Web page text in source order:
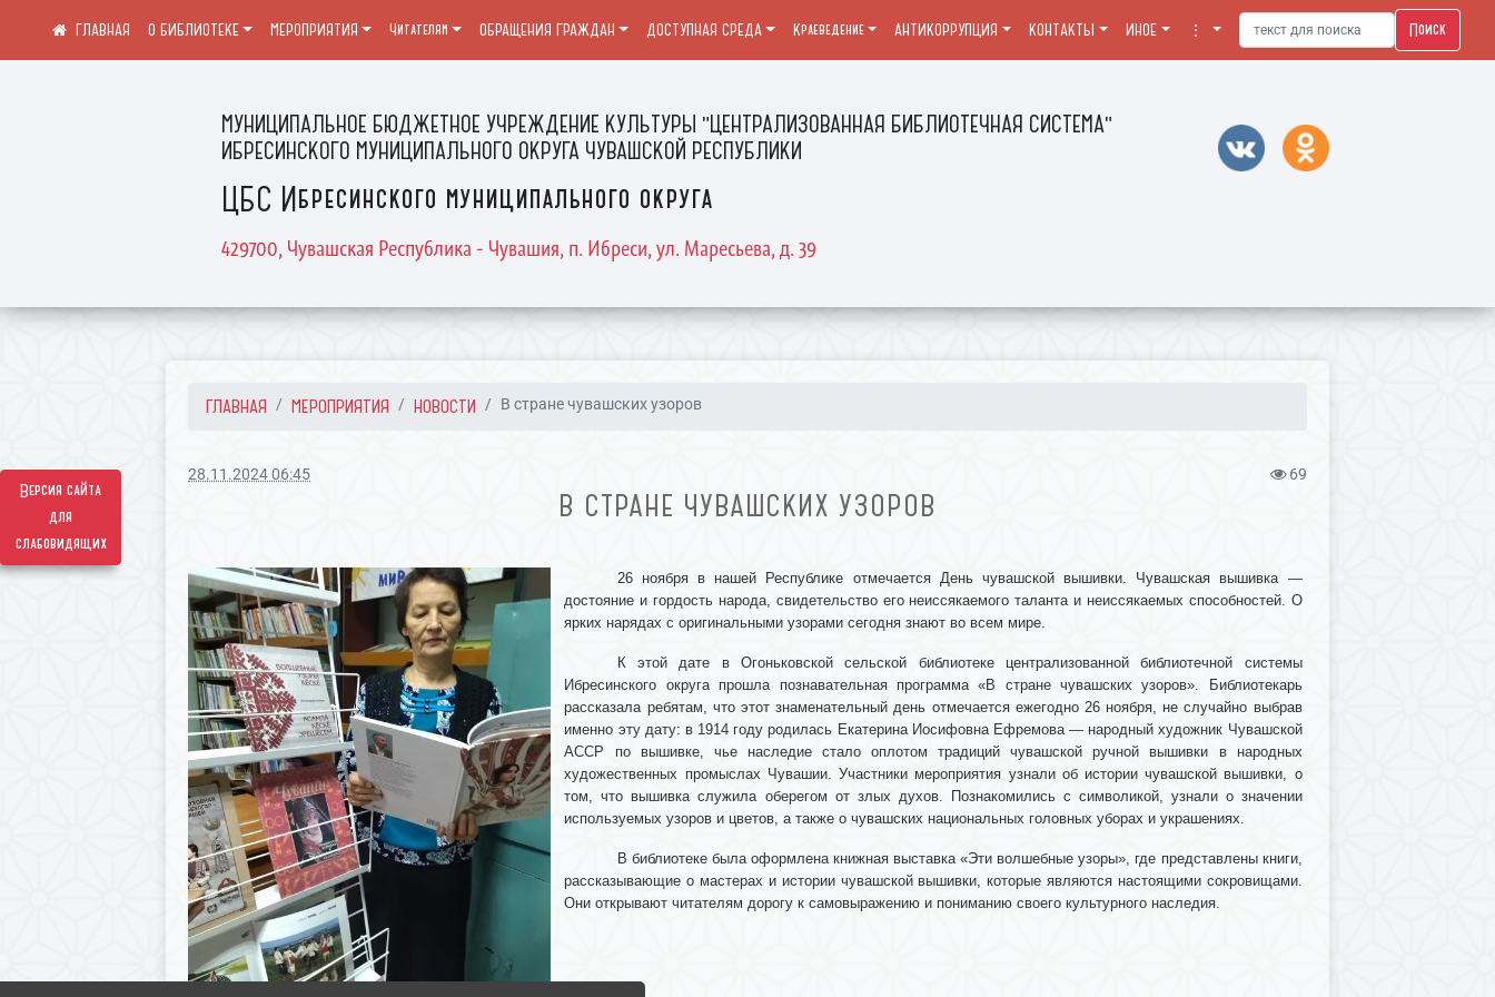
Версия сайта
для
слабовидящих
МУНИЦИПАЛЬНОЕ БЮДЖЕТНОЕ УЧРЕЖДЕНИЕ КУЛЬТУРЫ "ЦЕНТРАЛИЗОВАННАЯ БИБЛИОТЕЧНАЯ СИСТЕМА"
ИБРЕСИНСКОГО МУНИЦИПАЛЬНОГО ОКРУГА ЧУВАШСКОЙ РЕСПУБЛИКИ
ЦБС Ибресинского муниципального округа
429700, Чувашская Республика - Чувашия, п. Ибреси, ул. Маресьева, д. 39
О БИБЛИОТЕКЕ МЕРОПРИЯТИЯ Читателям ОБРАЩЕНИЯ ГРАЖДАН ДОСТУПНАЯ СРЕДА Краеведение АНТИКОРРУПЦИЯ КОНТАКТЫ ИНОЕ ⋮ Поиск
ГЛАВНАЯ МЕРОПРИЯТИЯ НОВОСТИ В стране чувашских узоров
28.11.2024 06:45 69
В СТРАНЕ ЧУВАШСКИХ УЗОРОВ
26 ноября в нашей Республике отмечается День чувашской вышивки. Чувашская вышивка —
достояние и гордость народа, свидетельство его неиссякаемого таланта и неиссякаемых способностей. О
ярких нарядах с оригинальными узорами сегодня знают во всем мире.
К этой дате в Огоньковской сельской библиотеке централизованной библиотечной системы
Ибресинского округа прошла познавательная программа «В стране чувашских узоров». Библиотекарь
рассказала ребятам, что этот знаменательный день отмечается ежегодно 26 ноября, не случайно выбрав
именно эту дату: в 1914 году родилась Екатерина Иосифовна Ефремова — народный художник Чувашской
АССР по вышивке, чье наследие стало оплотом традиций чувашской ручной вышивки в народных
художественных промыслах Чувашии. Участники мероприятия узнали об истории чувашской вышивки, о
том, что вышивка служила оберегом от злых духов. Познакомились с символикой, узнали о значении
используемых узоров и цветов, а также о чувашских национальных головных уборах и украшениях.
В библиотеке была оформлена книжная выставка «Эти волшебные узоры», где представлены книги,
рассказывающие о мастерах и истории чувашской вышивки, которые являются настоящими сокровищами.
Они открывают читателям дорогу к самовыражению и пониманию своего культурного наследия.